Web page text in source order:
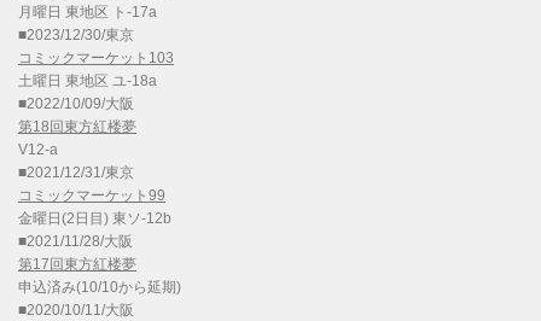
月曜日 東地区 ト-17a
■2023/12/30/東京
コミックマーケット103
土曜日 東地区 ユ-18a
■2022/10/09/大阪
第18回東方紅楼夢
V12-a
■2021/12/31/東京
コミックマーケット99
金曜日(2日目) 東ソ-12b
■2021/11/28/大阪
第17回東方紅楼夢
申込済み(10/10から延期)
■2020/10/11/大阪